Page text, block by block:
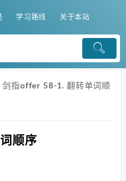
学习路线 关于本站
剑指offer 58-1. 翻转单词顺
顺序